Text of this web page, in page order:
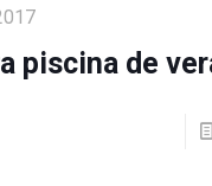
piscina de